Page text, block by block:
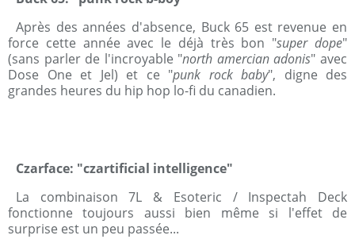
Après des années d'absence, Buck 65 est revenue en
force cette année avec le déjà très bon "super dope"
(sans parler de l'incroyable "north amercian adonis" avec
Dose One et Jel) et ce "punk rock baby", digne des
grandes heures du hip hop lo-fi du canadien.
Czarface: "czartificial intelligence"
La combinaison 7L & Esoteric / Inspectah Deck
fonctionne toujours aussi bien même si l'effet de
surprise est un peu passée...